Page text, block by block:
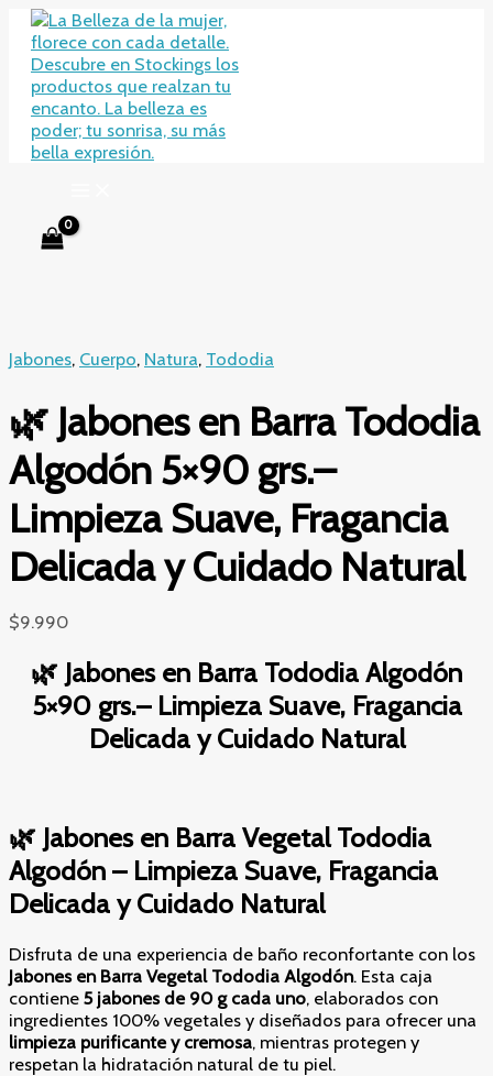
contenido
Jabones, Cuerpo, Natura, Tododia
🌿 Jabones en Barra Tododia
Algodón 5×90 grs.–
Limpieza Suave, Fragancia
Delicada y Cuidado Natural
$9.990
🌿 Jabones en Barra Tododia Algodón
5×90 grs.– Limpieza Suave, Fragancia
Delicada y Cuidado Natural
🌿 Jabones en Barra Vegetal Tododia
Algodón – Limpieza Suave, Fragancia
Delicada y Cuidado Natural
Disfruta de una experiencia de baño reconfortante con los
Jabones en Barra Vegetal Tododia Algodón. Esta caja
contiene 5 jabones de 90 g cada uno, elaborados con
ingredientes 100% vegetales y diseñados para ofrecer una
limpieza purificante y cremosa, mientras protegen y
respetan la hidratación natural de tu piel.